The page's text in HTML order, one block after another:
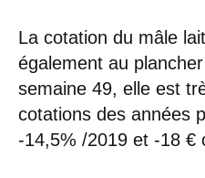
La cotation du mâle
également au
semaine 49, elle est
cotations des années
-14,5% /2019 et -18 €